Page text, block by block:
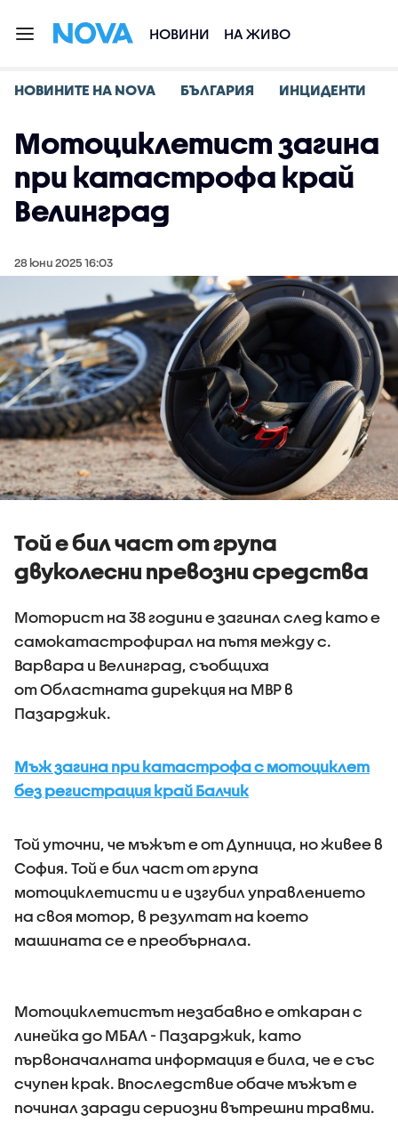
НОВИНИ НА ЖИВО
НОВИНИТЕ НА NOVA БЪЛГАРИЯ ИНЦИДЕНТИ
Мотоциклетист загина
при катастрофа край
Велинград
28 юни 2025 16:03
Той е бил част от група
двуколесни превозни средства
Моторист на 38 години е загинал след като е
самокатастрофирал на пътя между с.
Варвара и Велинград, съобщиха
от Областната дирекция на МВР в
Пазарджик.
Мъж загина при катастрофа с мотоциклет
без регистрация край Балчик
Той уточни, че мъжът е от Дупница, но живее в
София. Той е бил част от група
мотоциклетисти и е изгубил управлението
на своя мотор, в резултат на което
машината се е преобърнала.
Мотоциклетистът незабавно е откаран с
линейка до МБАЛ - Пазарджик, като
първоначалната информация е била, че е със
счупен крак. Впоследствие обаче мъжът е
починал заради сериозни вътрешни травми.